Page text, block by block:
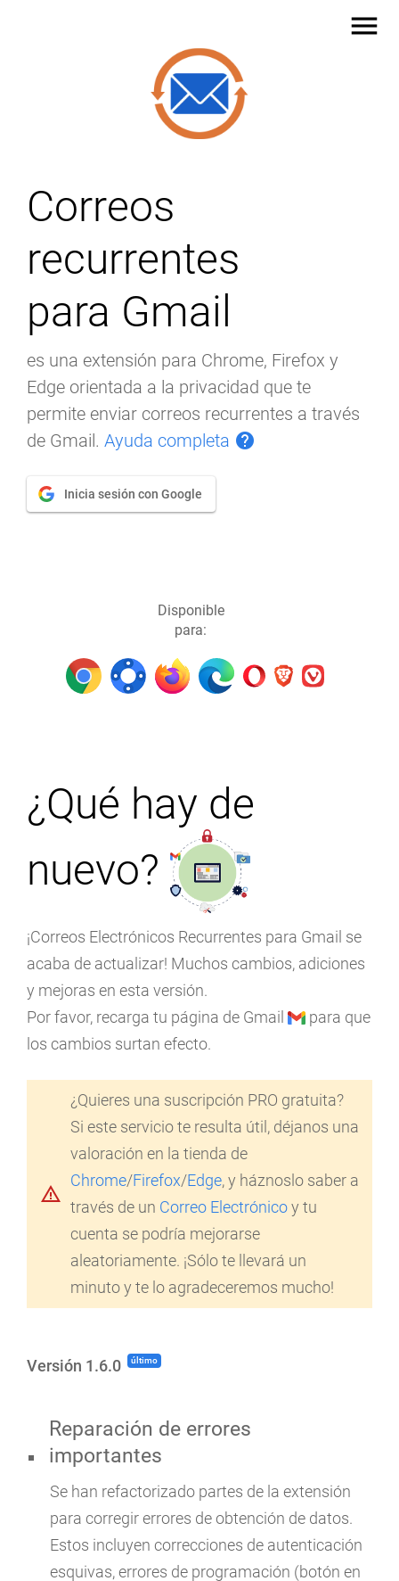
menu
Correos
recurrentes
para Gmail
es una extensión para Chrome, Firefox y
Edge orientada a la privacidad que te
permite enviar correos recurrentes a través
de Gmail. Ayuda completa help
Inicia sesión con Google
Disponible
para:
¿Qué hay de
nuevo?
¡Correos Electrónicos Recurrentes para Gmail se
acaba de actualizar! Muchos cambios, adiciones
y mejoras en esta versión.
Por favor, recarga tu página de Gmail
para que
los cambios surtan efecto.
warning_amber
¿Quieres una suscripción PRO gratuita?
Si este servicio te resulta útil, déjanos una
valoración en la tienda de
Chrome/Firefox/Edge, y háznoslo saber a
través de un Correo Electrónicoy tu
cuenta se podría mejorarse
aleatoriamente. ¡Sólo te llevará un
minuto y te lo agradeceremos mucho!
Versión 1.6.0 último
Reparación de errores
importantes
Se han refactorizado partes de la extensión
para corregir errores de obtención de datos.
Estos incluyen correcciones de autenticación
esquivas, errores de programación (botón en